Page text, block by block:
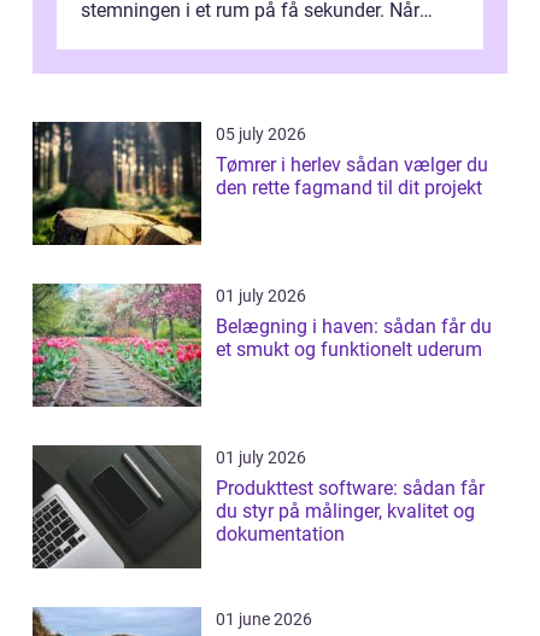
stemningen i et rum på få sekunder. Når
05 july 2026
Tømrer i herlev sådan vælger du
den rette fagmand til dit projekt
01 july 2026
Belægning i haven: sådan får du
et smukt og funktionelt uderum
01 july 2026
Produkttest software: sådan får
du styr på målinger, kvalitet og
dokumentation
01 june 2026